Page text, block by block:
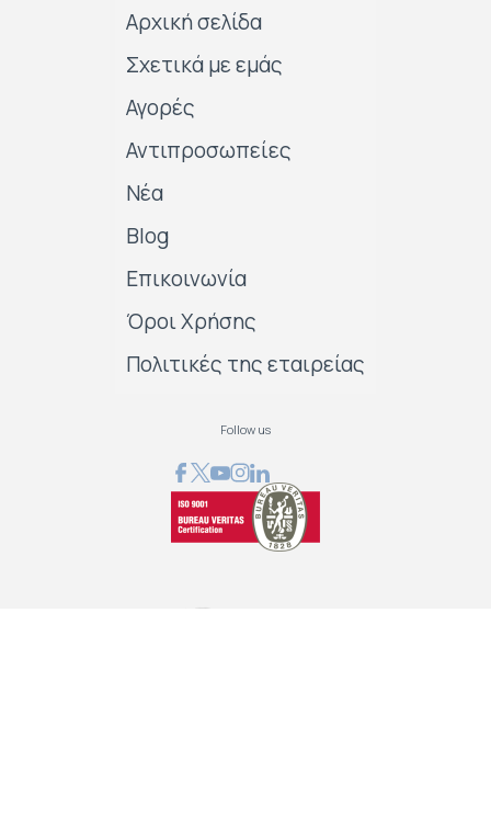
Αρχική σελίδα
Σχετικά με εμάς
Αγορές
Αντιπροσωπείες
Νέα
Blog
Επικοινωνία
Όροι Χρήσης
Πολιτικές της εταιρείας
Follow us